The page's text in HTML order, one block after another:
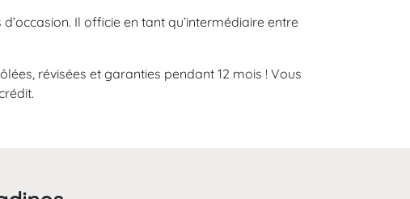
Il officie en tant qu’intermédiaire entre
révisées et garanties pendant 12 mois ! Vous